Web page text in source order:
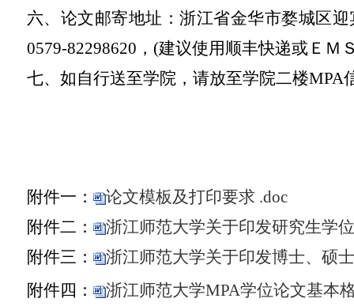
六、论文邮寄地址：浙江省金华市婺城区迎
0579-82298620，(建议使用顺丰快递或Ｅ
七、如自行送至学院，请放至学院二楼MPA
附件一：
论文模板及打印要求 .doc
附件二：
浙江师范大学关于印发研究生学
附件三：
浙江师范大学关于印发博士、硕
附件四：
浙江师范大学MPA学位论文基本